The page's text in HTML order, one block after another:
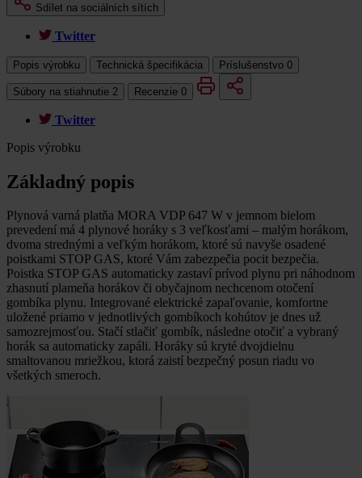
Sdílet na sociálních sítích
Twitter
Popis výrobku Technická špecifikácia Príslušenstvo 0
Súbory na stiahnutie 2 Recenzie 0
Twitter
Popis výrobku
Základný popis
Plynová varná platňa MORA VDP 647 W v jemnom bielom
prevedení má 4 plynové horáky s 3 veľkosťami – malým horákom,
dvoma strednými a veľkým horákom, ktoré sú navyše osadené
poistkami STOP GAS, ktoré Vám zabezpečia pocit bezpečia.
Poistka STOP GAS automaticky zastaví prívod plynu pri náhodnom
zhasnutí plameňa horákov či obyčajnom nechcenom otočení
gombíka plynu. Integrované elektrické zapaľovanie, komfortne
uložené priamo v jednotlivých gombíkoch kohútov je dnes už
samozrejmosťou. Stačí stlačiť gombík, následne otočiť a vybraný
horák sa automaticky zapáli. Horáky sú kryté dvojdielnu
smaltovanou mriežkou, ktorá zaistí bezpečný posun riadu vo
všetkých smeroch.